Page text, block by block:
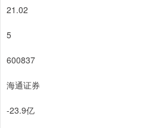
21.02
5
600837
海通证券
-23.9亿